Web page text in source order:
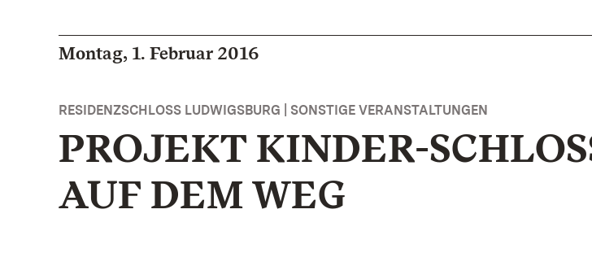
Montag, 1. Februar 2016
RESIDENZSCHLOSS LUDWIGSBURG | SONSTIGE VERANSTALTUNGEN
PROJEKT KINDER-
AUF DEM WEG